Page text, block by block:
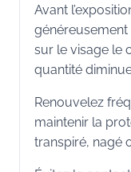
Avant
sur le visage le
quantité
Renouvelez
maintenir la
transpiré, nagé